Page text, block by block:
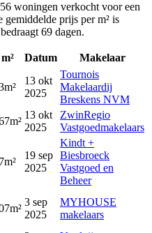
woningen verkocht voor een
prijs per m² is
69 dagen.
m² Datum
Makelaar
13 okt
2025
Tournois
Makelaardij
Breskens NVM
13 okt
2025
ZwinRegio
Vastgoedmakelaars
19 sep
2025
Kindt +
Biesbroeck
Vastgoed en
Beheer
3 sep
2025
MYHOUSE
makelaars